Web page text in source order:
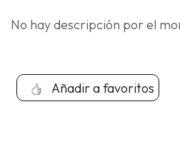
No hay descripción por el
Añadir a favoritos